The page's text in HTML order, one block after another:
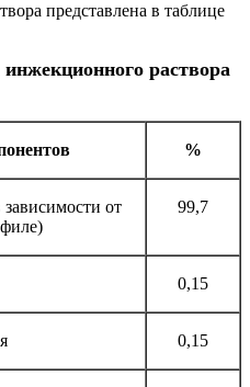
представлена в таблице
раствора
%
от
99,7
0,15
0,15